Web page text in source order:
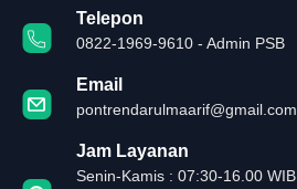
Telepon
0822-1969-9610 - Admin PSB
Email
pontrendarulmaarif@gmail.com
Jam Layanan
Senin-Kamis : 07:30-16.00 WIB